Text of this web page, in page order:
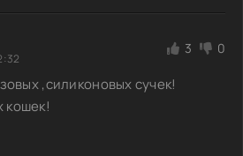
3 0
,силиконовых сучек!
кошек!